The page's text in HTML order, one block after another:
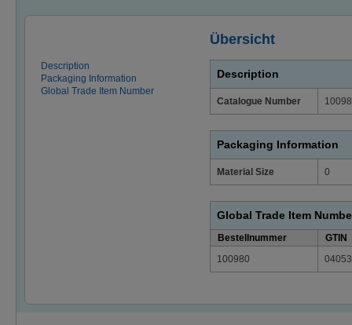
Übersicht
Description
Packaging Information
Global Trade Item Number
Description
Catalogue Number
Packaging Information
Material Size 0
Global Trade Item
Bestellnummer
GTIN
100980